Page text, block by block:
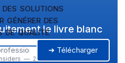
des solutions
générer des
de qualité
— 2026
le livre blanc
➔ Télécharger